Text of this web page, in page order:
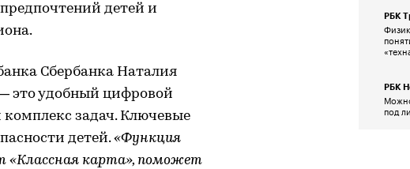
детей и
Сбербанка Наталия
это удобный цифровой
задач. Ключевые
детей.«Функция
«Классная карта», поможет
РБК
РБК
под